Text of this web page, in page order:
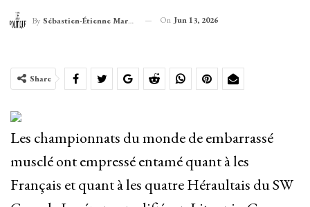
By Sébastien-Étienne Marechal On Jun 13, 2026
Share
Les championnats du monde de embarrassé
musclé ont empressé entamé quant à les
Français et quant à les quatre Héraultais du SW